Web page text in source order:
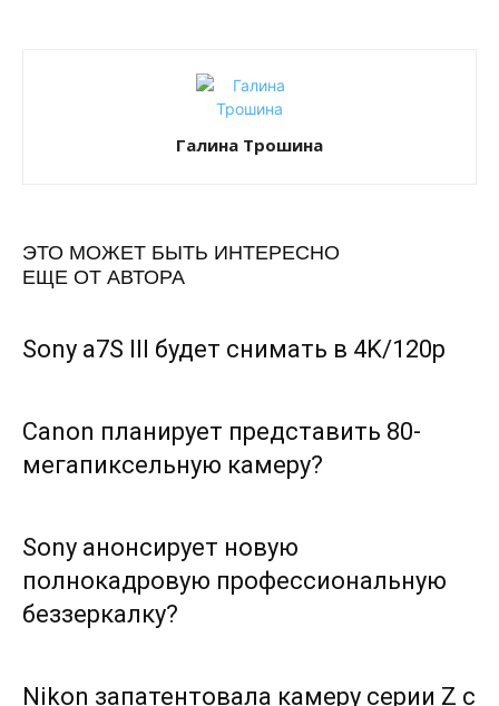
Галина Трошина
ЭТО МОЖЕТ БЫТЬ ИНТЕРЕСНО
ЕЩЕ ОТ АВТОРА
Sony a7S III будет снимать в 4K/120p
Canon планирует представить 80-
мегапиксельную камеру?
Sony анонсирует новую
полнокадровую профессиональную
беззеркалку?
Nikon запатентовала камеру серии Z с